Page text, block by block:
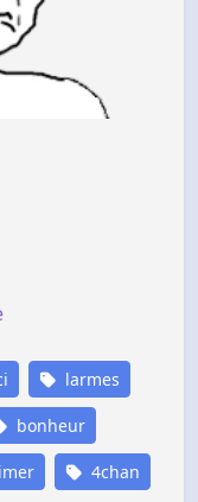
larmes
bonheur
4chan